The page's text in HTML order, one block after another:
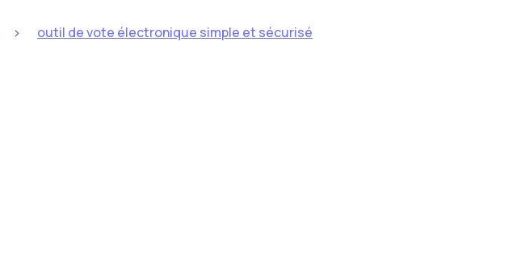
> outil de vote électronique simple et sécurisé